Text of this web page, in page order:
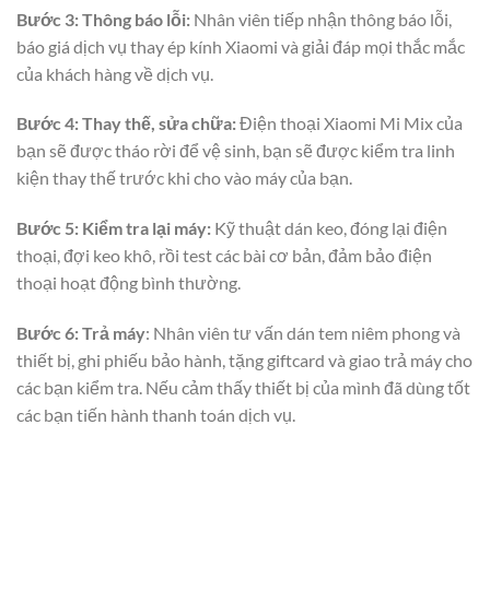
Bước 3:Thông báo lỗi: Nhân viên tiếp nhận thông báo lỗi,
báo giá dịch vụ thay ép kính Xiaomi và giải đáp mọi thắc mắc
của khách hàng về dịch vụ.
Bước 4:Thay thế, sửa chữa:Điện thoại Xiaomi Mi Mix của
bạn sẽ được tháo rời để vệ sinh, bạn sẽ được kiểm tra linh
kiện thay thế trước khi cho vào máy của bạn.
Bước 5: Kiểm tra lại máy: Kỹ thuật dán keo, đóng lại điện
thoại, đợi keo khô, rồi test các bài cơ bản, đảm bảo điện
thoại hoạt động bình thường.
Bước 6: Trả máy: Nhân viên tư vấn dán tem niêm phong và
thiết bị, ghi phiếu bảo hành, tặng giftcard và giao trả máy cho
các bạn kiểm tra. Nếu cảm thấy thiết bị của mình đã dùng tốt
các bạn tiến hành thanh toán dịch vụ.